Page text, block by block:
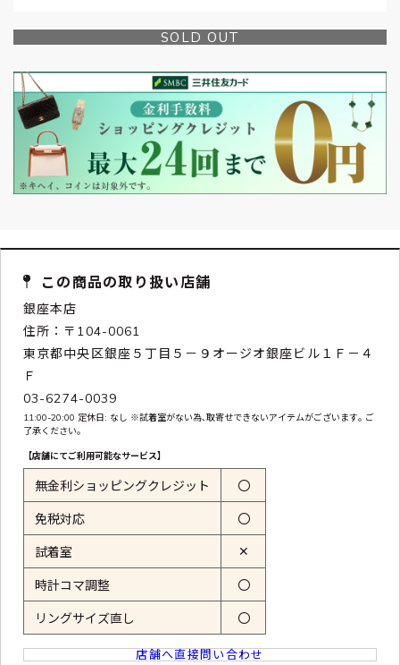
SOLD OUT
この商品の取り扱い店舗
銀座本店
住所：〒104-0061
東京都中央区銀座５丁目５－９オージオ銀座ビル１Ｆ－４
Ｆ
03-6274-0039
11:00-20:00 定休日: なし ※試着室がない為､取寄せできないアイテムがございます｡ ご
了承ください｡
【店舗にてご利用可能なサービス】
無金利ショッピングクレジット 〇
免税対応 〇
試着室 ✕
時計コマ調整 〇
リングサイズ直し 〇
店舗へ直接問い合わせ